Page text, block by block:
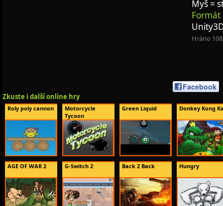
Myš =
Hráno
Facebook
Zkuste i další online hry
Roly poly cannon
Motorcycle
Tycoon
Green Liquid Donkey Kong
AGE OF WAR 2 G-Switch 2 Back 2 Back Hungry